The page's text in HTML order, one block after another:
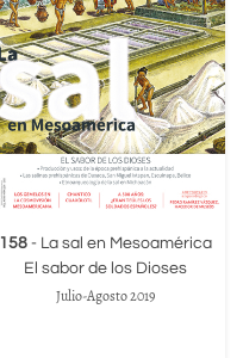
158- La sal en Mesoamérica
El sabor de los Dioses
Julio-Agosto 2019